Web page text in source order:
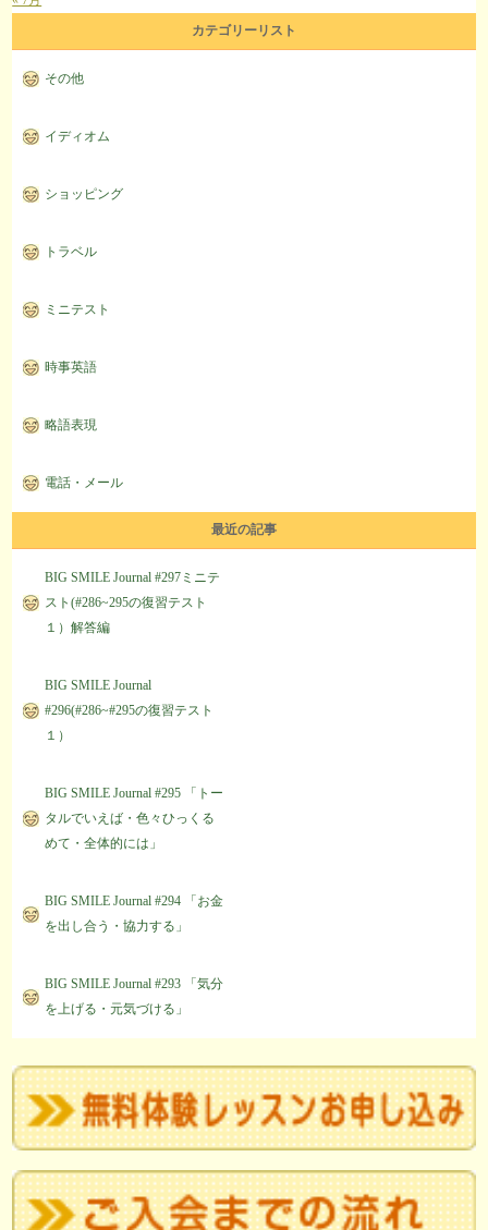
カテゴリーリスト
その他
イディオム
ショッピング
トラベル
ミニテスト
時事英語
略語表現
電話・メール
最近の記事
BIG SMILE Journal #297ミニテ
スト(#286~295の復習テスト
１）解答編
BIG SMILE Journal
#296(#286~#295の復習テスト
１）
BIG SMILE Journal #295 「トー
タルでいえば・色々ひっくる
めて・全体的には」
BIG SMILE Journal #294 「お金
を出し合う・協力する」
BIG SMILE Journal #293 「気分
を上げる・元気づける」